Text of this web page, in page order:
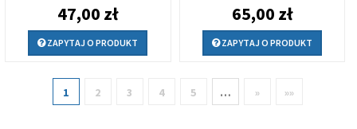
47,00 zł
ZAPYTAJ O PRODUKT
65,00 zł
ZAPYTAJ O PRODUKT
1 2 3 4 5 … » »»